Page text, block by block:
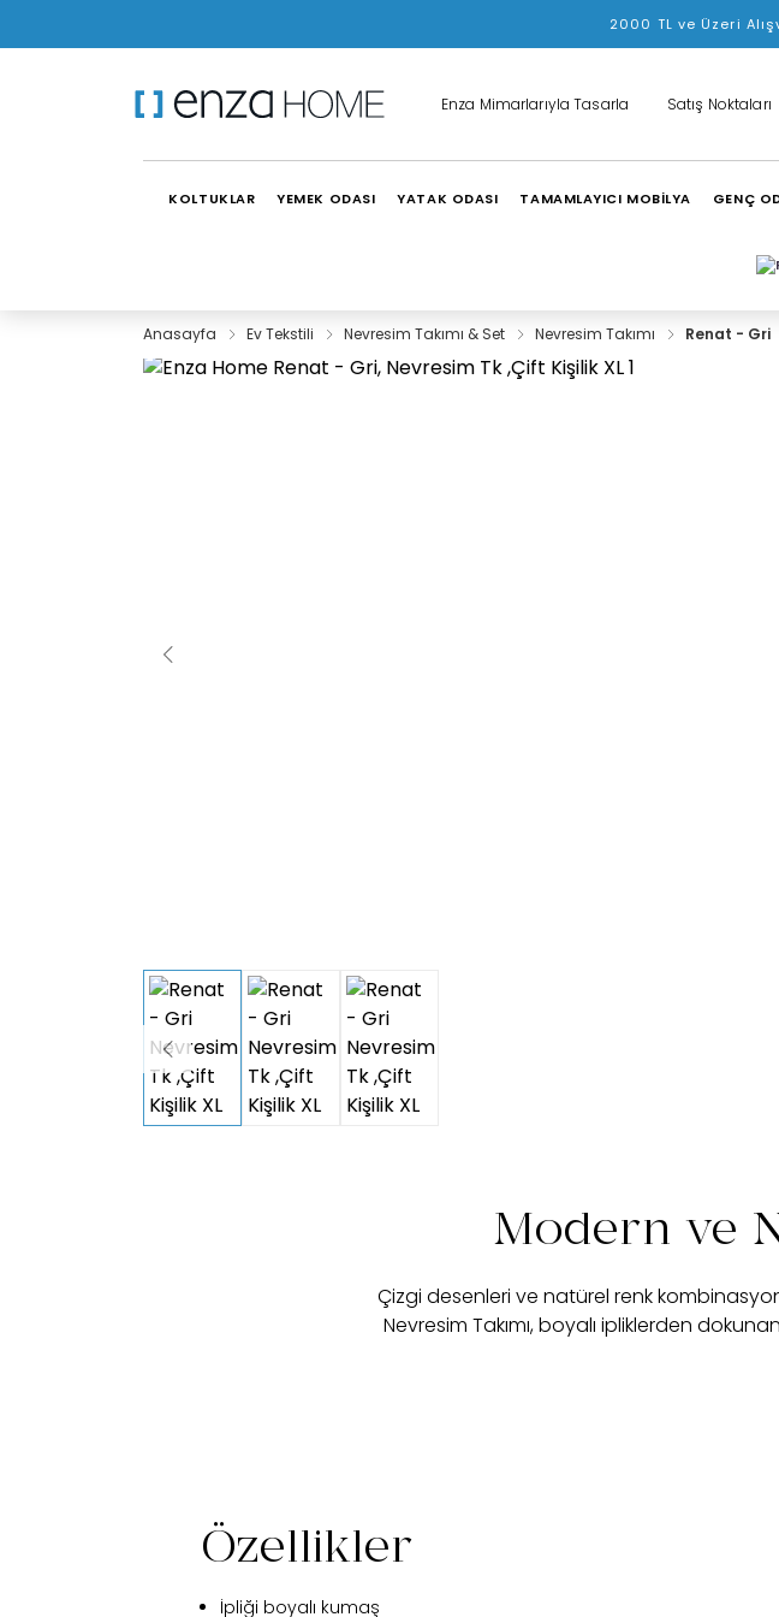
2000 TL ve Üzeri
Enza Mimarlarıyla Tasarla Satış Noktaları
KOLTUKLAR YEMEK ODASI YATAK ODASI TAMAMLAYICI MOBİLYA GENÇ
Anasayfa Ev Tekstili Nevresim Takımı & Set Nevresim Takımı Renat - Gri
Modern ve
Çizgi desenleri ve natürel renk
Nevresim Takımı, boyalı ipliklerden
Özellikler
İpliği boyalı kumaş